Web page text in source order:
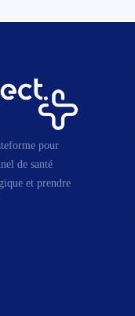
pour
de santé
et prendre